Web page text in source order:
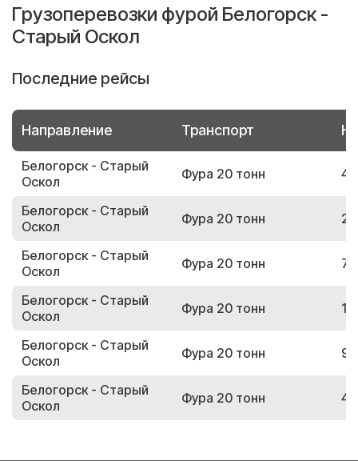
Грузоперевозки фурой Белогорск -
Старый Оскол
Последние рейсы
Направление Транспорт
Белогорск - Старый
Оскол
Фура 20 тонн
Белогорск - Старый
Оскол
Фура 20 тонн
Белогорск - Старый
Оскол
Фура 20 тонн
Белогорск - Старый
Оскол
Фура 20 тонн
Белогорск - Старый
Оскол
Фура 20 тонн
Белогорск - Старый
Оскол
Фура 20 тонн